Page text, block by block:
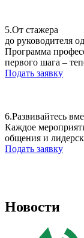
5.От стажера
до руководителя
Программа
первого шага –
Подать заявку
6.Развивайтесь
Каждое
общения и
Подать заявку
Новости